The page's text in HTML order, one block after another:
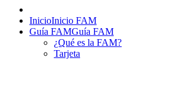
InicioInicio FAM
Guía FAMGuía FAM
¿Qué es la FAM?
Tarjeta